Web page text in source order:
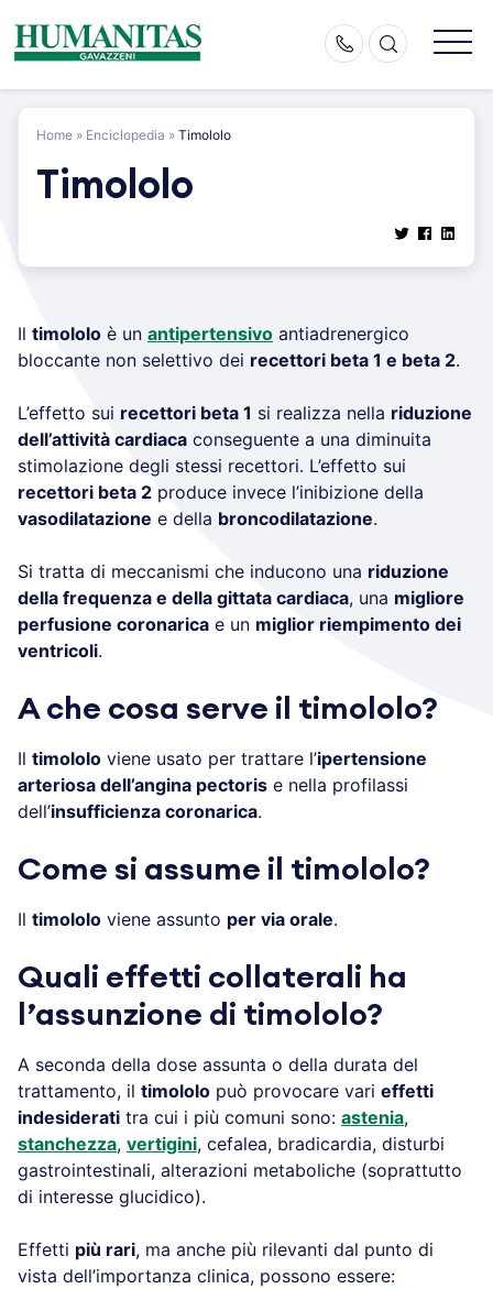
content
Home » Enciclopedia » Timololo
Timololo
Il timololo è un antipertensivo antiadrenergico
bloccante non selettivo dei recettori beta 1 e beta 2.
L’effetto sui recettori beta 1 si realizza nella riduzione
dell’attività cardiaca conseguente a una diminuita
stimolazione degli stessi recettori. L’effetto sui
recettori beta 2 produce invece l’inibizione della
vasodilatazione e della broncodilatazione.
Si tratta di meccanismi che inducono una riduzione
della frequenza e della gittata cardiaca, una migliore
perfusione coronarica e un miglior riempimento dei
ventricoli.
A che cosa serve il timololo?
Il timololo viene usato per trattare l’ipertensione
arteriosa dell’angina pectoris e nella profilassi
dell’insufficienza coronarica.
Come si assume il timololo?
Il timololo viene assunto per via orale.
Quali effetti collaterali ha
l’assunzione di timololo?
A seconda della dose assunta o della durata del
trattamento, il timololo può provocare vari effetti
indesiderati tra cui i più comuni sono: astenia,
stanchezza, vertigini, cefalea, bradicardia, disturbi
gastrointestinali, alterazioni metaboliche (soprattutto
di interesse glucidico).
Effetti più rari, ma anche più rilevanti dal punto di
vista dell’importanza clinica, possono essere: